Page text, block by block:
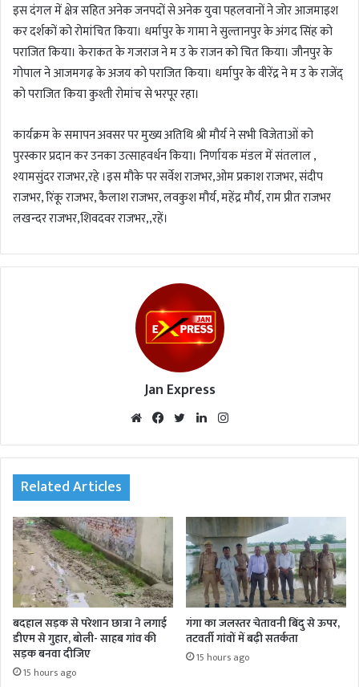
इस दंगल में क्षेत्र सहित अनेक जनपदों से अनेक युवा पहलवानों ने जोर आजमाइश
कर दर्शकों को रोमांचित किया। धर्मापुर के गामा ने सुल्तानपुर के अंगद सिंह को
पराजित किया। केराकत के गजराज ने म उ के राजन को चित किया। जौनपुर के
गोपाल ने आजमगढ़ के अजय को पराजित किया। धर्मापुर के वीरेंद्र ने म उ के राजेंद्
को पराजित किया कुश्ती रोमांच से भरपूर रहा।
कार्यक्रम के समापन अवसर पर मुख्य अतिथि श्री मौर्य ने सभी विजेताओं को
पुरस्कार प्रदान कर उनका उत्साहवर्धन किया। निर्णायक मंडल में संतलाल ,
श्यामसुंदर राजभर,रहे ।इस मौके पर सर्वेश राजभर,ओम प्रकाश राजभर, संदीप
राजभर, रिंकू राजभर, कैलाश राजभर, लवकुश मौर्य, महेंद्र मौर्य, राम प्रीत राजभर
लखन्दर राजभर,शिवदवर राजभर,,रहें।
Jan Express
We
te
Fac
oo
Twi
r
Lin
In am
Related Articles
बदहाल सड़क से परेशान छात्रा ने लगाई
डीएम से गुहार, बोली- साहब गांव की
सड़क बनवा दीजिए
15 hours ago
गंगा का जलस्तर चेतावनी बिंदु से ऊपर,
तटवर्ती गांवों में बढ़ी सतर्कता
15 hours ago